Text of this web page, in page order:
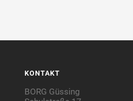
KONTAKT
BORG Güssing